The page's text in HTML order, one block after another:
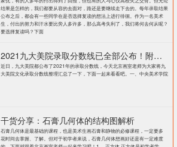
结果是怎样的，我们都要从容的去面对，路还是要继续走下去的。每年录取结果
公布之后，都会有一些同学在是否选择复读的想法上进行徘徊。作为一名美术
生，付出的努力和汗水要比旁人多许多，那么高考失利了，我们将何去何从呢？
要选择复读吗？下面
2021九大美院录取分数线已全部公布！附各大院校录取分数线汇总！
近日，九大美院都公布了2021年的录取分数线，今天北京画室老师为大家将九
大美院文化录取分数线整理汇总了一下，下面一起来看看吧。一、中央美术学院
干货分享：石膏几何体的结构图解析
石膏几何体是最基础的课程，也是美术生画石膏和静物的必修课程，一定要多
花时间去掌握、了解。但对于初学者来说，石膏几何体想画好还是有一定难度